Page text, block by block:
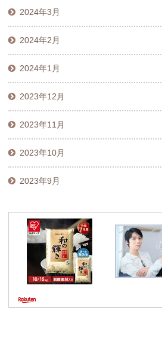
2024年3月
2024年2月
2024年1月
2023年12月
2023年11月
2023年10月
2023年9月